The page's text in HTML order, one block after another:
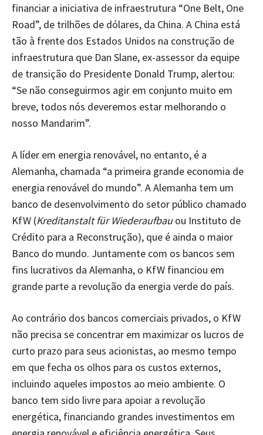
financiar a iniciativa de infraestrutura “One Belt, One
Road”, de trilhões de dólares, da China. A China está
tão à frente dos Estados Unidos na construção de
infraestrutura que Dan Slane, ex-assessor da equipe
de transição do Presidente Donald Trump, alertou:
“Se não conseguirmos agir em conjunto muito em
breve, todos nós deveremos estar melhorando o
nosso Mandarim”.
A líder em energia renovável, no entanto, é a
Alemanha, chamada “a primeira grande economia de
energia renovável do mundo”. A Alemanha tem um
banco de desenvolvimento do setor público chamado
KfW (Kreditanstalt für Wiederaufbauou Instituto de
Crédito para a Reconstrução), que é ainda o maior
Banco do mundo. Juntamente com os bancos sem
fins lucrativos da Alemanha, o KfW financiou em
grande parte a revolução da energia verde do país.
Ao contrário dos bancos comerciais privados, o KfW
não precisa se concentrar em maximizar os lucros de
curto prazo para seus acionistas, ao mesmo tempo
em que fecha os olhos para os custos externos,
incluindo aqueles impostos ao meio ambiente. O
banco tem sido livre para apoiar a revolução
energética, financiando grandes investimentos em